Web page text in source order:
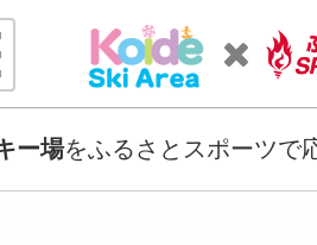
ー場をふるさとスポーツで